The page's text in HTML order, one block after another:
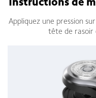
Instructions de
Appliquez une pression
tête de rasoir